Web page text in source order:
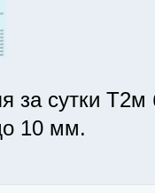
за сутки
10 мм.